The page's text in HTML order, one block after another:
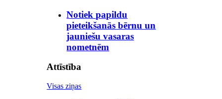
Notiek papildu
pieteikšanās bērnu un
jauniešu vasaras
nometnēm
Attīstība
Visas ziņas